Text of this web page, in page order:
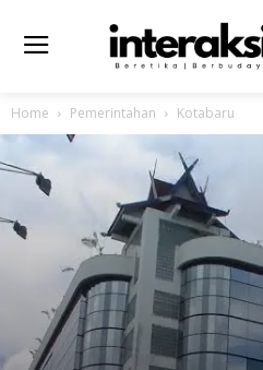
Home Pemerintahan Kotabaru